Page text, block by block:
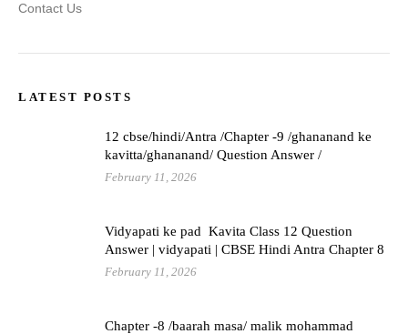
Contact Us
LATEST POSTS
12 cbse/hindi/Antra /Chapter -9 /ghananand ke
kavitta/ghananand/ Question Answer /
February 11, 2026
Vidyapati ke pad Kavita Class 12 Question
Answer | vidyapati | CBSE Hindi Antra Chapter 8
February 11, 2026
Chapter -8 /baarah masa/ malik mohammad